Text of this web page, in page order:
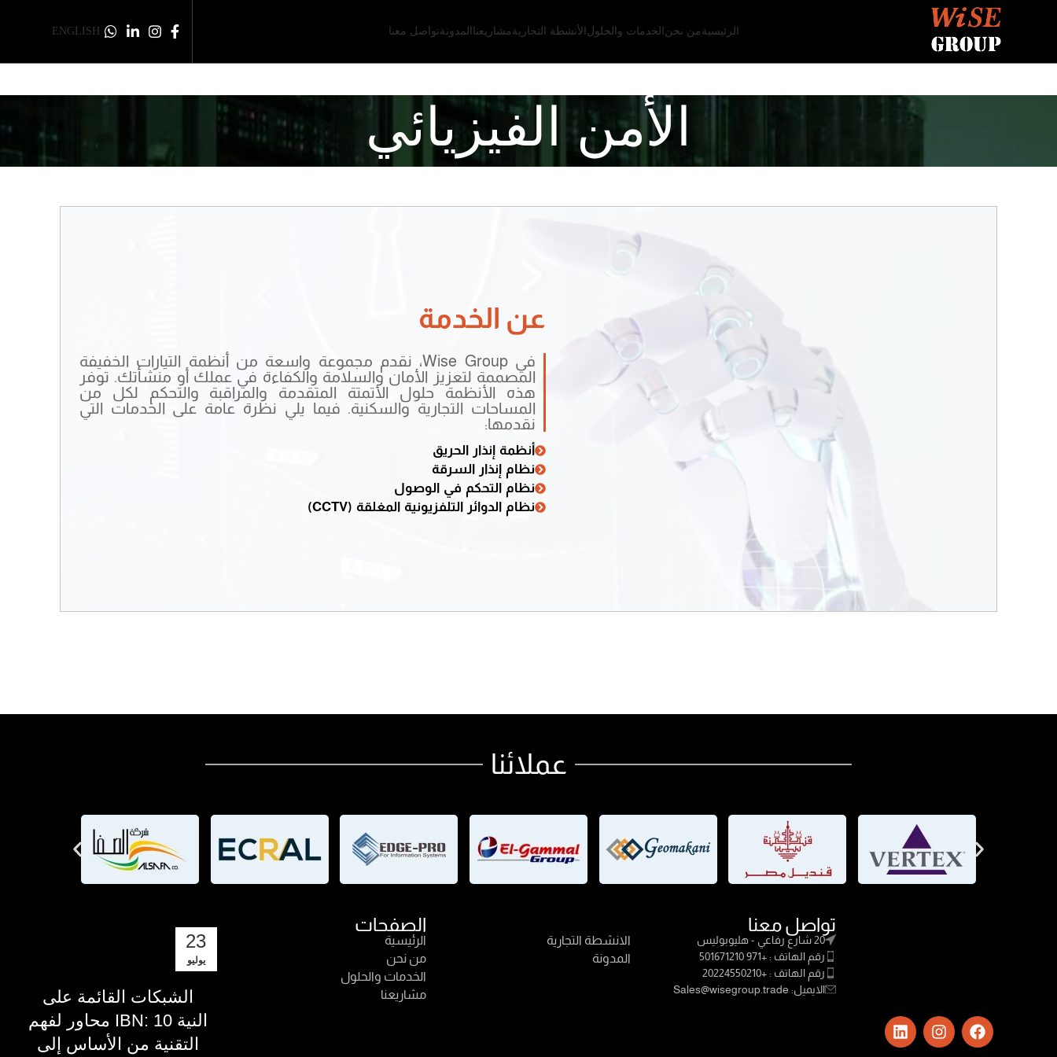
الرئيسية من نحن الخدمات والحلول الأنشطة التجارية مشاريعنا المدونةتواصل معنا ENGLISH
الأمن الفيزيائي
عن الخدمة
في Wise Group، نقدم مجموعة واسعة من أنظمة التيارات الخفيفة
المصممة لتعزيز الأمان والسلامة والكفاءة في عملك أو منشأتك. توفر
هذه الأنظمة حلول الأتمتة المتقدمة والمراقبة والتحكم لكل من
المساحات التجارية والسكنية. فيما يلي نظرة عامة على الخدمات التي
نقدمها:
أنظمة إنذار الحريق
نظام إنذار السرقة
نظام التحكم في الوصول
نظام الدوائر التلفزيونية المغلقة (CCTV)
عملائنا
تواصل معنا
20 شارع رفاعي - هليوبوليس
رقم الهاتف : +971 501671210
رقم الهاتف : +20224550210
الايميل: Sales@wisegroup.trade
الانشطة التجارية
المدونة
الصفحات
الرئيسية
من نحن
الخدمات والحلول
مشاريعنا
23
يوليو
الشبكات القائمة على
النية IBN: 10 محاور لفهم
التقنية من الأساس إلى